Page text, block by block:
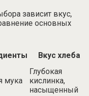
зависит вкус,
основных
Вкус хлеба
мука
Глубокая
кислинка,
насыщенный